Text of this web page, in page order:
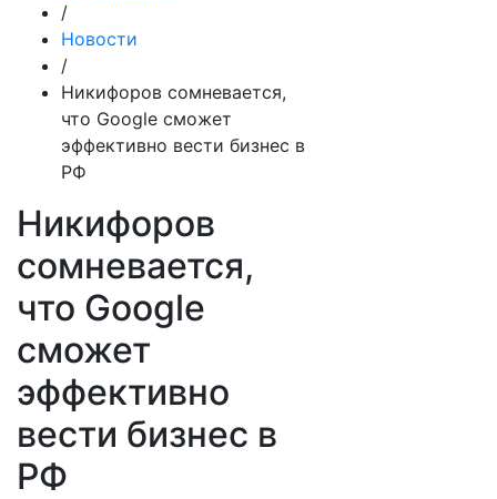
/
Новости
/
Никифоров сомневается,
что Google сможет
эффективно вести бизнес в
РФ
Никифоров
сомневается,
что Google
сможет
эффективно
вести бизнес в
РФ